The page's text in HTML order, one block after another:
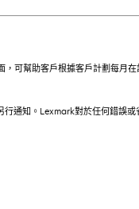
，可幫助客戶根據客戶計劃每月
通知。Lexmark對於任何錯誤或